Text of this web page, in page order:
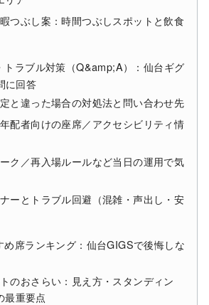
つぶし案：時間つぶしスポットと飲食
トラブル対策（Q&amp;A）：仙台ギグ
に回答
と違った場合の対処法と問い合わせ先
配者向けの座席／アクセシビリティ情
ク／再入場ルールなど当日の運用で気
ーとトラブル回避（混雑・声出し・安
め席ランキング：仙台GIGSで後悔しな
のおさらい：見え方・スタンディン
最重要点